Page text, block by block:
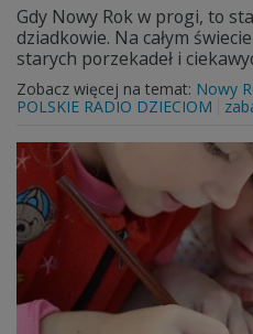
Gdy Nowy Rok w progi, to
dziadkowie. Na całym
starych porzekadeł i
Zobacz więcej na temat: Nowy
POLSKIE RADIO DZIECIOM